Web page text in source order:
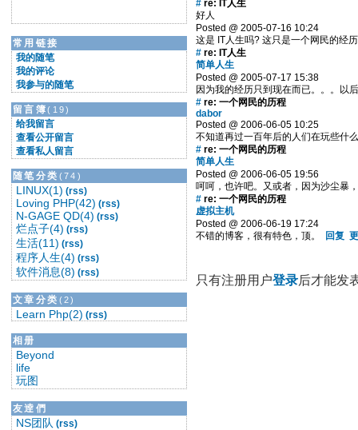
常用链接
我的随笔
我的评论
我参与的随笔
留言簿(19)
给我留言
查看公开留言
查看私人留言
随笔分类 (74)
LINUX(1) (rss)
Loving PHP(42) (rss)
N-GAGE QD(4) (rss)
烂点子(4) (rss)
生活(11) (rss)
程序人生(4) (rss)
软件消息(8) (rss)
文章分类 (2)
Learn Php(2) (rss)
相册
Beyond
life
玩图
友逹們
NS团队 (rss)
# re: IT人生
好人
Posted @ 2005-07-16 10:24
这是 IT人生吗? 这只是一个网民的经
# re: IT人生
简单人生
Posted @ 2005-07-17 15:38
因为我的经历只到现在而已。。。以
# re: 一个网民的历程
dabor
Posted @ 2006-06-05 10:25
不知道再过一百年后的人们在玩些什
# re: 一个网民的历程
简单人生
Posted @ 2006-06-05 19:56
呵呵，也许吧。又或者，因为沙尘暴
# re: 一个网民的历程
虚拟主机
Posted @ 2006-06-19 17:24
不错的博客，很有特色，顶。
回复
只有注册用户登录后才能发